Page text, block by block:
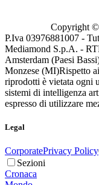
Copyright
P.Iva 03976881007 -
Mediamond S.p.A. -
Amsterdam (Paesi
Monzese (MI)Rispetto
riprodotti è vietata ogni
sistemi di intelligenza
espresso di utilizzare
Legal
CorporatePrivacy Policy
Sezioni
Cronaca